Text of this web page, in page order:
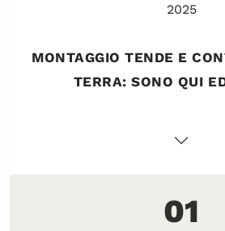
2025
MONTAGGIO TENDE E
TERRA: SONO QUI
01